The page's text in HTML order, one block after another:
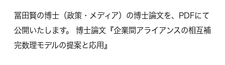
冨田賢の博士（政策・メディア）の博士論文を、PDFにて
公開いたします。 博士論文『企業間アライアンスの相互補
完数理モデルの提案と応用』